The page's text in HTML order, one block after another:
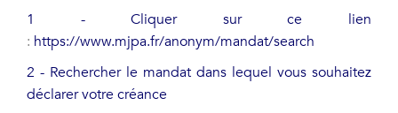
1 - Cliquer sur ce lien
: https://www.mjpa.fr/anonym/mandat/search
2 - Rechercher le mandat dans lequel vous souhaitez
déclarer votre créance